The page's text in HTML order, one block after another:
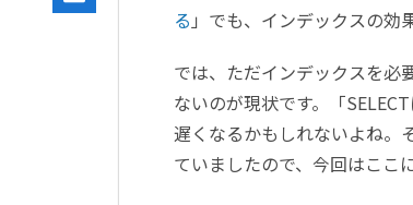
る 」でも、インデックスの効
では、ただインデックスを必
ないのが現状です。「
遅くなるかもしれないよね。
ていましたので、今回はここ